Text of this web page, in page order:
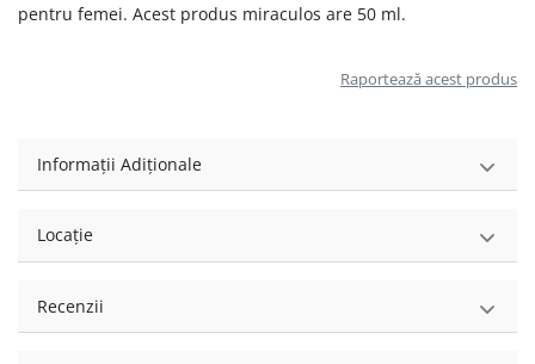
pentru femei. Acest produs miraculos are 50 ml.
Raportează acest produs
Informații Adiționale
Locație
Recenzii